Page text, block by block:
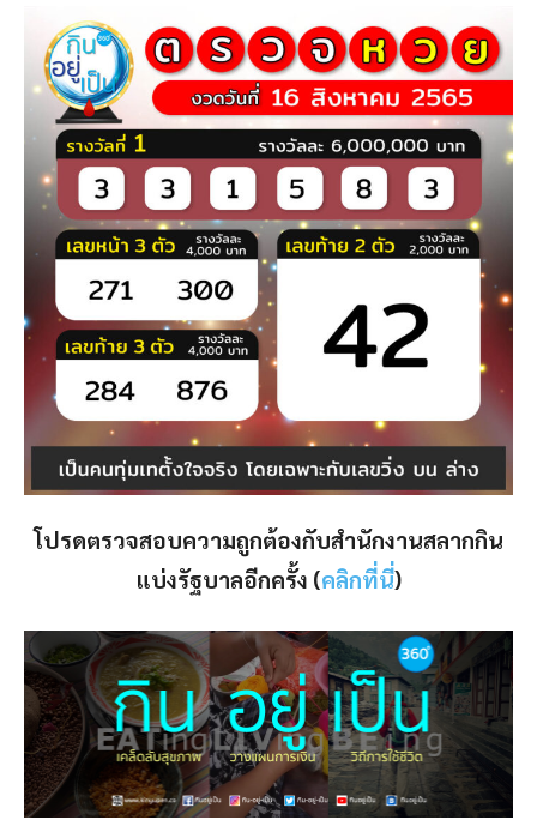
โปรดตรวจสอบความถูกต้องกับสำนักงานสลากกิน
แบ่งรัฐบาลอีกครั้ง (คลิกที่นี่)